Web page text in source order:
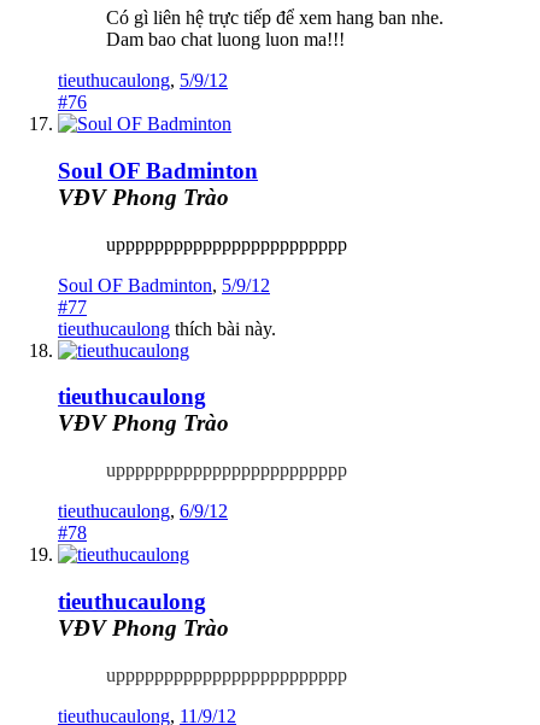
Có gì liên hệ trực tiếp để xem hang ban nhe.
Dam bao chat luong luon ma!!!
tieuthucaulong, 5/9/12
#76
Soul OF Badminton
VĐV Phong Trào
upppppppppppppppppppppppp
Soul OF Badminton, 5/9/12
#77
tieuthucaulong thích bài này.
tieuthucaulong
VĐV Phong Trào
upppppppppppppppppppppppp
tieuthucaulong, 6/9/12
#78
tieuthucaulong
VĐV Phong Trào
upppppppppppppppppppppppp
tieuthucaulong, 11/9/12